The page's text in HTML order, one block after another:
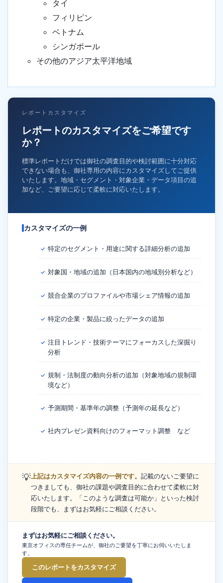
タイ
フィリピン
ベトナム
シンガポール
その他のアジア太平洋地域
レポートカスタマイズ
レポートのカスタマイズをご希望です
か？
標準レポートだけでは御社の調査目的や検討範囲に十分対応
できない場合も、御社専用の内容にカスタマイズしてご提供
いたします。地域・セグメント・対象企業・データ項目の追
加など、ご要望に応じて柔軟に対応いたします。
カスタマイズの一例
✓ 特定のセグメント・用途に関する詳細分析の追加
✓ 対象国・地域の追加（日本国内の地域別分析など）
✓ 競合企業のプロファイルや市場シェア情報の追加
✓ 特定の企業・製品に絞ったデータの追加
✓ 注目トレンド・技術テーマにフォーカスした深掘り
分析
✓ 規制・法制度の動向分析の追加（対象地域の規制環
境など）
✓ 予測期間・基準年の調整（予測年の延長など）
✓ 社内プレゼン資料向けのフォーマット調整 など
💡上記はカスタマイズ内容の一例です。 記載のないご要望に
つきましても、御社の課題や調査目的に合わせて柔軟に対
応いたします。「このような調査は可能か」といった検討
段階でも、まずはお気軽にご相談ください。
まずはお気軽にご相談ください。
東京オフィスの専任チームが、御社のご要望を丁寧にお伺いいたしま
す。
このレポートをカスタマイズ